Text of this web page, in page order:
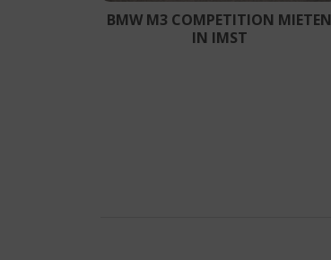
BMW M3 COMPETITION MIETEN
IN IMST